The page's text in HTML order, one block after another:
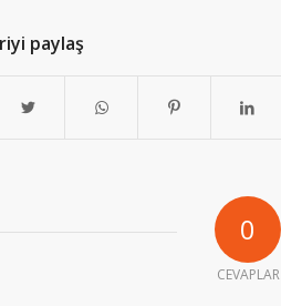
paylaş
0
CEVAPLAR